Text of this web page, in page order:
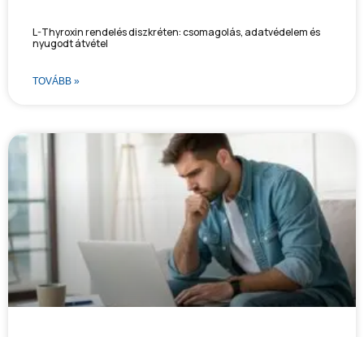
L-Thyroxin rendelés diszkréten: csomagolás, adatvédelem és
nyugodt átvétel
TOVÁBB »